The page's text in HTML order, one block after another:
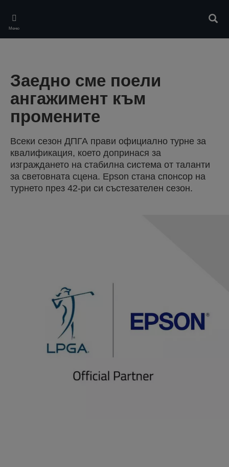
main
content
Меню
Заедно сме поели
ангажимент към
промените
Всеки сезон ДПГА прави официално турне за
квалификация, което допринася за
изграждането на стабилна система от таланти
за световната сцена. Epson стана спонсор на
турнето през 42-ри си състезателен сезон.